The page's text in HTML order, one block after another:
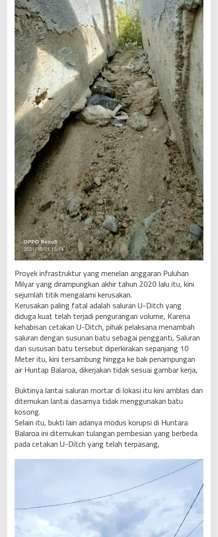
Proyek infrastruktur yang menelan anggaran Puluhan
Milyar yang dirampungkan akhir tahun 2020 lalu itu, kini
sejumlah titik mengalami kerusakan.
Kerusakan paling fatal adalah saluran U-Ditch yang
diduga kuat telah terjadi pengurangan volume, Karena
kehabisan cetakan U-Ditch, pihak pelaksana menambah
saluran dengan susunan batu sebagai pengganti, Saluran
dari sususan batu tersebut diperkirakan sepanjang 10
Meter itu, kini tersambung hingga ke bak penampungan
air Huntap Balaroa, dikerjakan tidak sesuai gambar kerja,
Buktinya lantai saluran mortar di lokasi itu kini amblas dan
ditemukan lantai dasarnya tidak menggunakan batu
kosong.
Selain itu, bukti lain adanya modus korupsi di Huntara
Balaroa ini ditemukan tulangan pembesian yang berbeda
pada cetakan U-Ditch yang telah terpasang,